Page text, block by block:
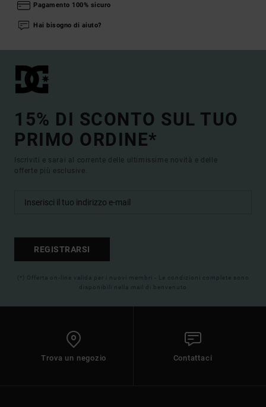
Pagamento 100% sicuro
Hai bisogno di aiuto?
15% DI SCONTO SUL TUO
PRIMO ORDINE*
Iscriviti e sarai al corrente delle ultimissime novità e delle
offerte più esclusive.
REGISTRARSI
(*) Offerta on-line valida per i nuovi membri - Le condizioni complete sono
disponibili nella mail di benvenuto
Trova un negozio Contattaci